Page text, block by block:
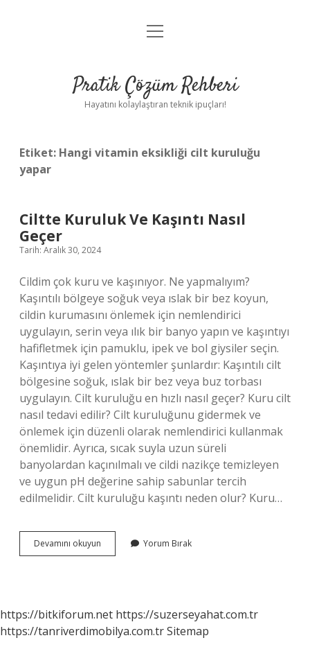
Anasayfa
Yasal Uyarı
menüyü
Pratik Çözüm Rehberi
Hayatını kolaylaştıran teknik ipuçları!
Etiket: Hangi vitamin eksikliği cilt kuruluğu
yapar
Ciltte Kuruluk Ve Kaşıntı Nasıl
Geçer
Tarih: Aralık 30, 2024
Cildim çok kuru ve kaşınıyor. Ne yapmalıyım?
Kaşıntılı bölgeye soğuk veya ıslak bir bez koyun,
cildin kurumasını önlemek için nemlendirici
uygulayın, serin veya ılık bir banyo yapın ve kaşıntıyı
hafifletmek için pamuklu, ipek ve bol giysiler seçin.
Kaşıntıya iyi gelen yöntemler şunlardır: Kaşıntılı cilt
bölgesine soğuk, ıslak bir bez veya buz torbası
uygulayın. Cilt kuruluğu en hızlı nasıl geçer? Kuru cilt
nasıl tedavi edilir? Cilt kuruluğunu gidermek ve
önlemek için düzenli olarak nemlendirici kullanmak
önemlidir. Ayrıca, sıcak suyla uzun süreli
banyolardan kaçınılmalı ve cildi nazikçe temizleyen
ve uygun pH değerine sahip sabunlar tercih
edilmelidir. Cilt kuruluğu kaşıntı neden olur? Kuru…
Devamını okuyun
Kuruluk
Yorum Bırak
https://bitkiforum.net https://suzerseyahat.com.tr
https://tanriverdimobilya.com.trSitemap